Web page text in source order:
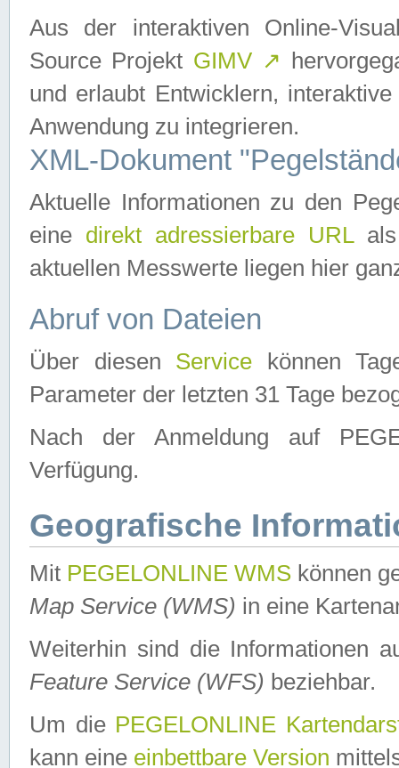
Aus der interaktiven Online-
Source Projekt GIMV ↗
und erlaubt Entwicklern,
Anwendung zu integrieren.
XML-Dokument
Aktuelle Informationen zu den
eine direkt adressierbare URLals
aktuellen Messwerte liegen hier
Abruf von Dateien
Über diesen Service können
Parameter der letzten 31 Tage
Nach der Anmeldung auf
Verfügung.
Geografische
Mit PEGELONLINE WMS können
Map Service (WMS) in eine
Weiterhin sind die Informationen
Feature Service (WFS) beziehbar.
Um die PEGELONLINE
kann eine einbettbare Version